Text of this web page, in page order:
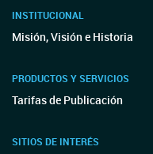
INSTITUCIONAL
Misión, Visión e Historia
PRODUCTOS Y SERVICIOS
Tarifas de Publicación
SITIOS DE INTERÉS